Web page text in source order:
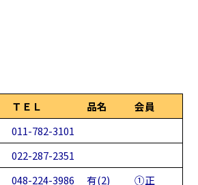
ＴＥＬ 品名
会員
011-782-3101
022-287-2351
048-224-3986 有(2)
①正